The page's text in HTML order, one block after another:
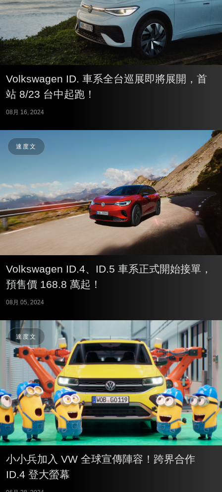
Volkswagen ID. 車系全台巡展即將展開，首
站 8/23 台中起跑！
08月 16, 2024
速度文
Volkswagen ID.4、ID.5 車系正式開始接單，
預售價 168.8 萬起！
08月 05, 2024
速度文
小小兵加入 VW 全球宣傳陣容！跨界合作
ID.4 登大螢幕